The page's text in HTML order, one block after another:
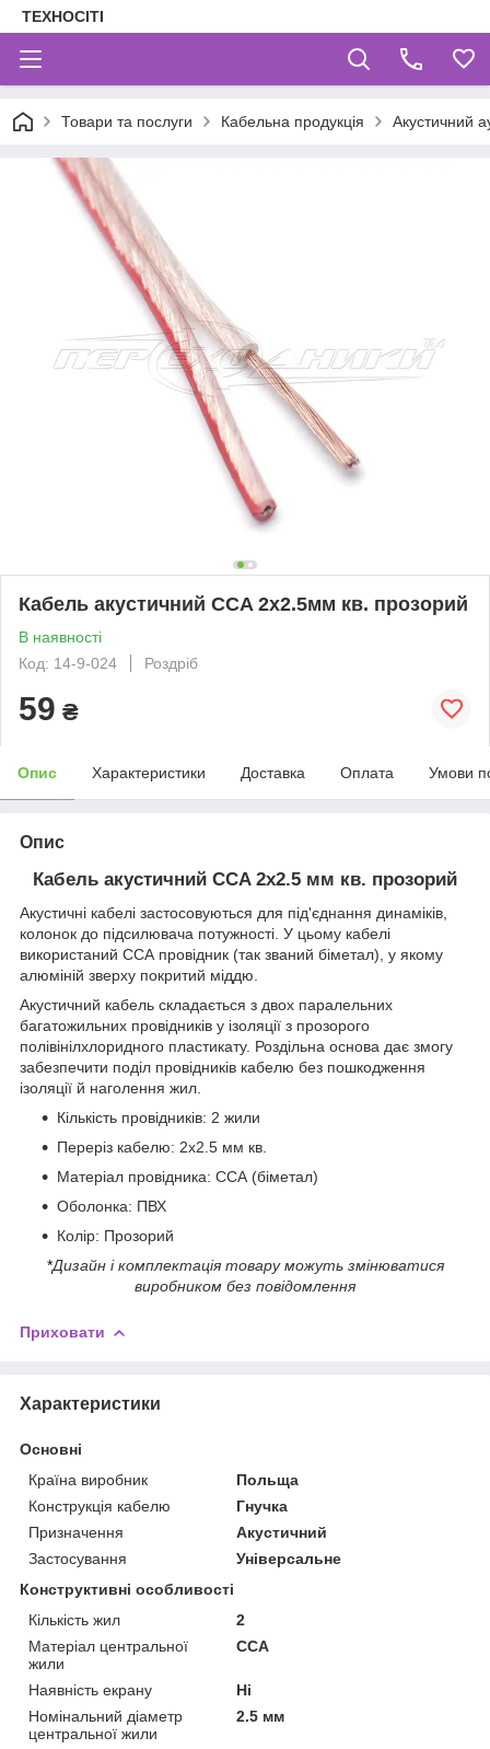
ТЕХНОСІТІ
Товари та послуги Кабельна продукція Акустичний
Кабель акустичний CCA 2x2.5мм кв. прозорий
В наявності
Код: 14-9-024
Роздріб
59 ₴
Опис Характеристики Доставка Оплата Умови
Опис
Кабель акустичний CCA 2x2.5 мм кв. прозорий
Акустичні кабелі застосовуються для під'єднання динаміків,
колонок до підсилювача потужності. У цьому кабелі
використаний ССА провідник (так званий біметал), у якому
алюміній зверху покритий міддю.
Акустичний кабель складається з двох паралельних
багатожильних провідників у ізоляції з прозорого
полівінілхлоридного пластикату. Роздільна основа дає змогу
забезпечити поділ провідників кабелю без пошкодження
ізоляції й наголення жил.
Кількість провідників: 2 жили
Переріз кабелю: 2х2.5 мм кв.
Матеріал провідника: ССА (біметал)
Оболонка: ПВХ
Колір: Прозорий
*Дизайн і комплектація товару можуть змінюватися
виробником без повідомлення
Приховати
Характеристики
Основні
Країна виробник
Польща
Конструкція кабелю
Гнучка
Призначення
Акустичний
Застосування
Універсальне
Конструктивні особливості
Кількість жил
2
Матеріал центральної
жили
CCA
Наявність екрану
Ні
Номінальний діаметр
центральної жили
2.5 мм